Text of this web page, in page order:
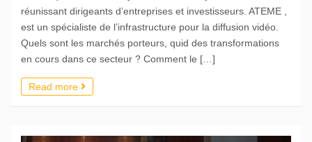
réunissant dirigeants d’entreprises et investisseurs. ATEME ,
est un spécialiste de l’infrastructure pour la diffusion vidéo.
Quels sont les marchés porteurs, quid des transformations
en cours dans ce secteur ? Comment le […]
Read more